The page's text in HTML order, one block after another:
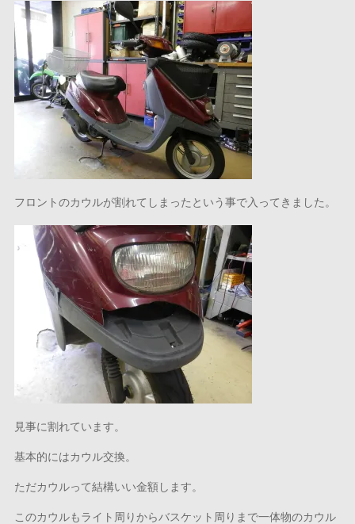
フロントのカウルが割れてしまったという事で入ってきました。
見事に割れています。
基本的にはカウル交換。
ただカウルって結構いい金額します。
このカウルもライト周りからバスケット周りまで一体物のカウル